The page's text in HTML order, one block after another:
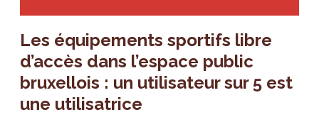
Les équipements sportifs libre
d’accès dans l’espace public
bruxellois : un utilisateur sur 5 est
une utilisatrice